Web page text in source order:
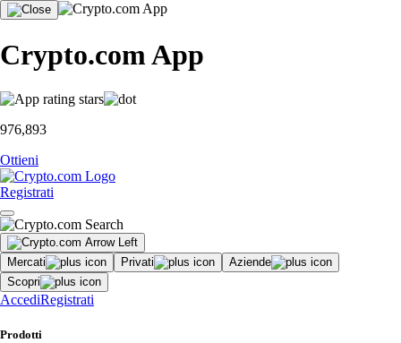
Crypto.com App
976,893
Ottieni
Registrati
Mercati Privati
Aziende
Scopri
AccediRegistrati
Prodotti